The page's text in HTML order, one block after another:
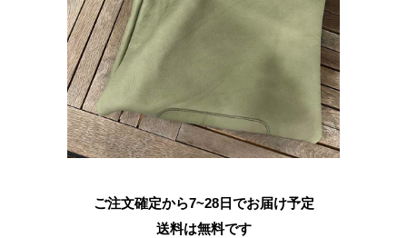
ご注文確定から7~28日でお届け予定
送料は無料です